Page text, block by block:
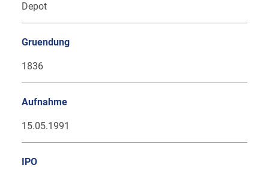
Depot
Gruendung
1836
Aufnahme
15.05.1991
IPO